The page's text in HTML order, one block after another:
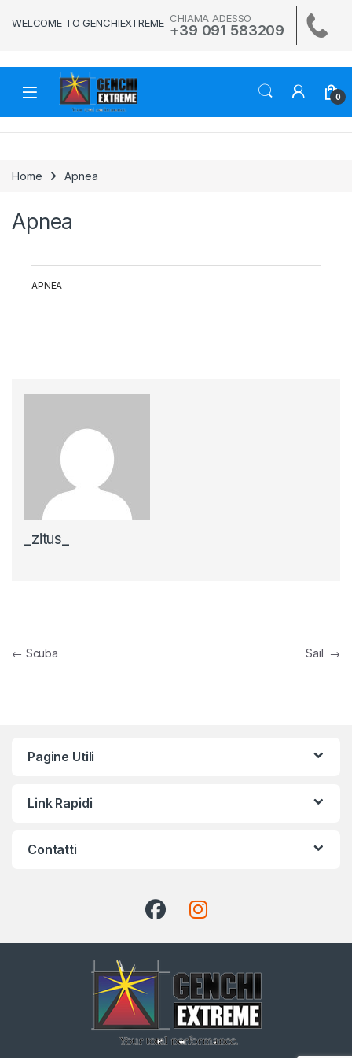
WELCOME TO GENCHIEXTREME CHIAMA ADESSO
+39 091 583209
0
Home Apnea
Apnea
APNEA
_zitus_
Navigazione articoli
← Scuba Sail →
Pagine Utili
Link Rapidi
Contatti